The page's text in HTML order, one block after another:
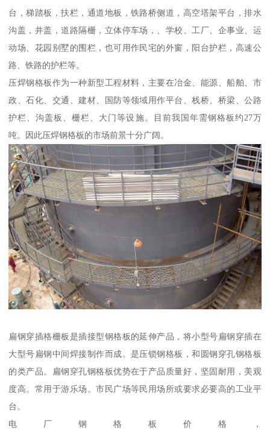
台，梯踏板，扶栏，通道地板，铁路桥侧道，高空塔架平台，排水
沟盖，井盖，道路隔栅，立体停车场，、学校、工厂、企事业、运
动场、花园别墅的围栏，也可用作民宅的外窗，阳台护栏，高速公
路、铁路的护栏等。
压焊钢格板作为一种新型工程材料，主要在冶金、能源、船舶、市
政、石化、交通、建材、国防等领域用作平台、栈桥、桥梁、公路
护栏、沟盖板、栅栏、大门等设施。目前我国年需钢格板约27万
吨。因此压焊钢格板的市场前景十分广阔。
扁钢穿插格栅板是插接型钢格板的延伸产品，将小型号扁钢穿插在
大型号扁钢中间焊接制作而成。是压锁钢格板，和圆钢穿孔钢格板
的类产品。扁钢穿孔钢格板优势在于产品质量好，坚固耐用，美观
度高。常用于游乐场。市民广场等民用场所或要求必要高的工业平
台。
电厂钢格板价格，